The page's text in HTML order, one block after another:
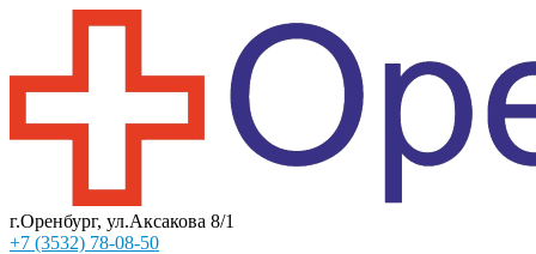
г.Оренбург, ул.Аксакова 8/1
+7 (3532) 78-08-50